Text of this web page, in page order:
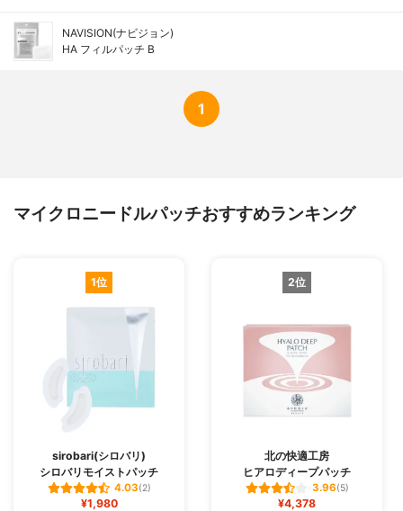
NAVISION(ナビジョン)
HA フィルパッチ B
1
マイクロニードルパッチおすすめランキング
1位
sirobari(シロバリ)
シロバリモイストパッチ
4.03(2)
¥1,980
2位
北の快適工房
ヒアロディープパッチ
3.96(5)
¥4,378